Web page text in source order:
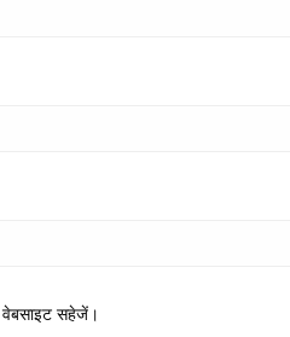
वेबसाइट सहेजें।